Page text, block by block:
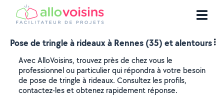
Pose de tringle à rideaux à Rennes (35) et alentours
Avec AlloVoisins, trouvez près de chez vous le
professionnel ou particulier qui répondra à votre besoin
de pose de tringle à rideaux. Consultez les profils,
contactez-les et obtenez rapidement réponse.